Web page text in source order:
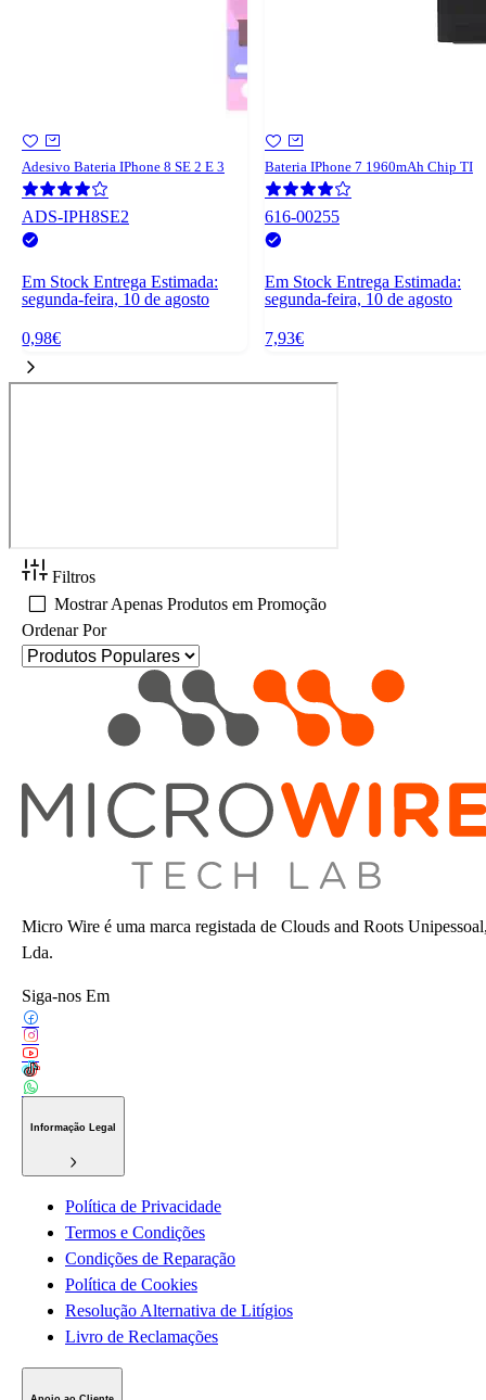
Adesivo Bateria IPhone 8 SE 2 E 3
ADS-IPH8SE2
Em Stock Entrega Estimada:
segunda-feira, 10 de agosto
0,98€
Bateria IPhone 7 1960mAh Chip TI
616-00255
Em Stock Entrega Estimada:
segunda-feira, 10 de agosto
7,93€
Filtros
Mostrar Apenas Produtos em Promoção
Ordenar Por
Micro Wire é uma marca registada de Clouds and Roots
Lda.
Siga-nos Em
Informação Legal
Política de Privacidade
Termos e Condições
Condições de Reparação
Política de Cookies
Resolução Alternativa de Litígios
Livro de Reclamações